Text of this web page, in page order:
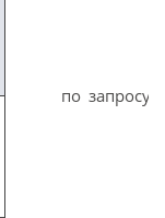
по запросу